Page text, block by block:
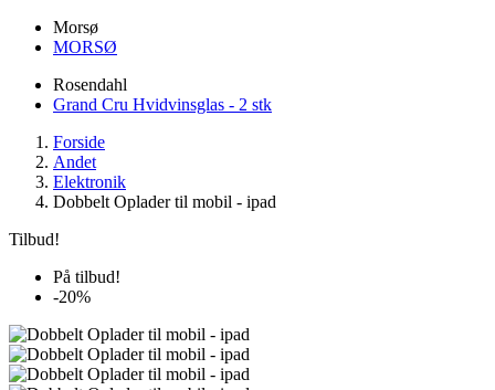
Morsø
MORSØ
Rosendahl
Grand Cru Hvidvinsglas - 2 stk
Forside
Andet
Elektronik
Dobbelt Oplader til mobil - ipad
Tilbud!
På tilbud!
-20%